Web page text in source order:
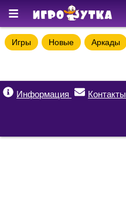
Игры Новые Аркады
Информация Контакты